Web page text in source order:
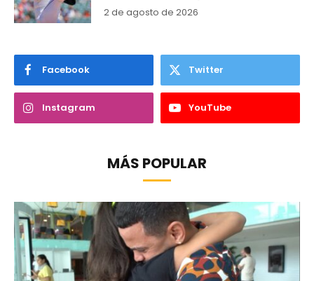
2 de agosto de 2026
Facebook Twitter
Instagram YouTube
MÁS POPULAR